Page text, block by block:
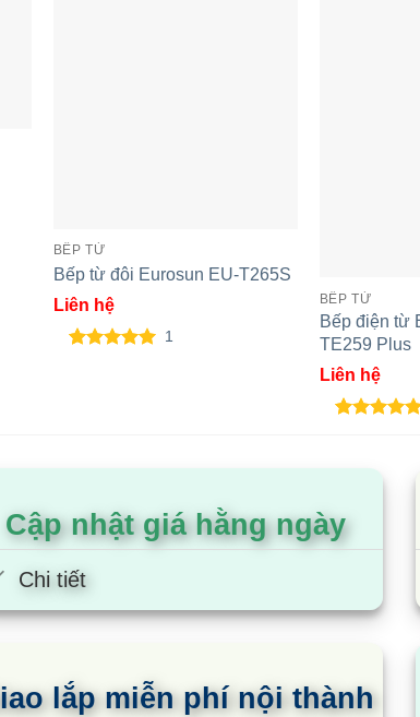
BẾP TỪ
Bếp từ đôi Eurosun EU-T265S
Liên hệ
1
BẾP TỪ
Bếp điện từ
TE259 Plus
Liên hệ
đánh giá
Cập nhật giá hằng ngày
Chi tiết
lắp miễn phí nội thành